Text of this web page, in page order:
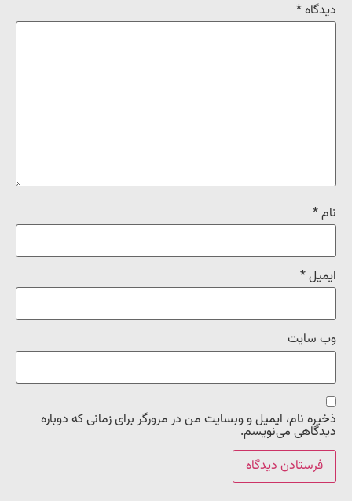
دیدگاه*
نام*
ایمیل*
وب‌ سایت
ذخیره نام، ایمیل و وبسایت من در مرورگر برای زمانی که دوباره
دیدگاهی می‌نویسم.